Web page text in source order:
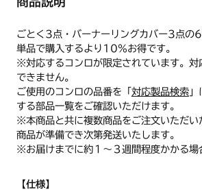
ごとく3点・バーナーリングカバー3点の6
単品で購入するより10%お得です。
※対応するコンロが限定されています。対
できません。
ご使用のコンロの品番を「対応製品検索」
する部品一覧をご確認いただけます。
※本商品と共に複数商品をご注文いただい
商品が準備でき次第発送いたします。
※お届けまでに約１～３週間程度かかる場
【仕様】